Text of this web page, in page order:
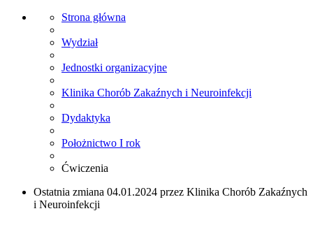
Strona główna
Wydział
Jednostki organizacyjne
Klinika Chorób Zakaźnych i Neuroinfekcji
Dydaktyka
Położnictwo I rok
Ćwiczenia
Ostatnia zmiana 04.01.2024 przez Klinika Chorób Zakaźnych
i Neuroinfekcji